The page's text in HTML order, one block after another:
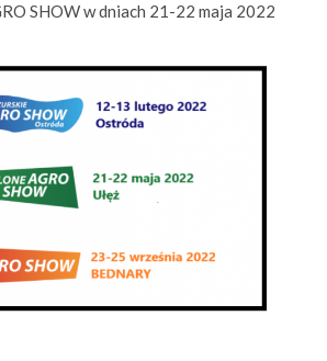
SHOW w dniach 21-22 maja 2022